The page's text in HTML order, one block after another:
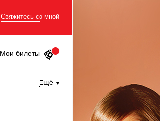
Свяжитесь со мной
Мои билеты
Ещё